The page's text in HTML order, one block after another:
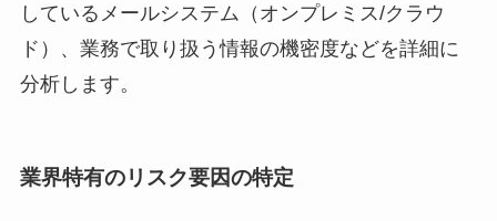
しているメールシステム（オンプレミス/クラウ
ド）、業務で取り扱う情報の機密度などを詳細に
分析します。
業界特有のリスク要因の特定